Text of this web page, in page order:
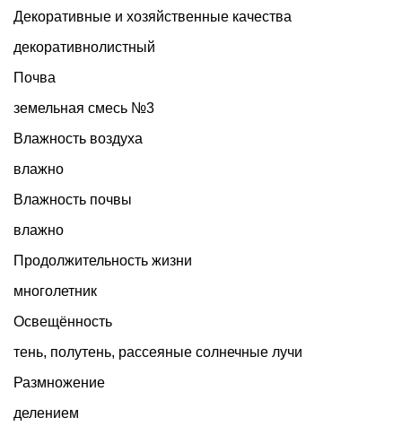
Декоративные и хозяйственные качества
декоративнолистный
Почва
земельная смесь №3
Влажность воздуха
влажно
Влажность почвы
влажно
Продолжительность жизни
многолетник
Освещённость
тень, полутень, рассеяные солнечные лучи
Размножение
делением